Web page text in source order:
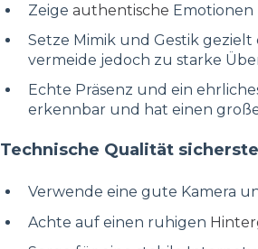
Zeige authentische
Setze Mimik und Gestik
vermeide jedoch zu starke
Echte Präsenz und ein
erkennbar und hat einen
Technische Qualität
Verwende eine gute Kamera
Achte auf einen ruhigen